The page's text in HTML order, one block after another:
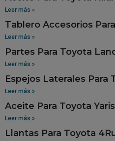
Leer más »
Tablero Accesorios
Leer más »
Partes Para Toyota
Leer más »
Espejos Laterales Para
Leer más »
Aceite Para Toyota
Leer más »
Llantas Para Toyota